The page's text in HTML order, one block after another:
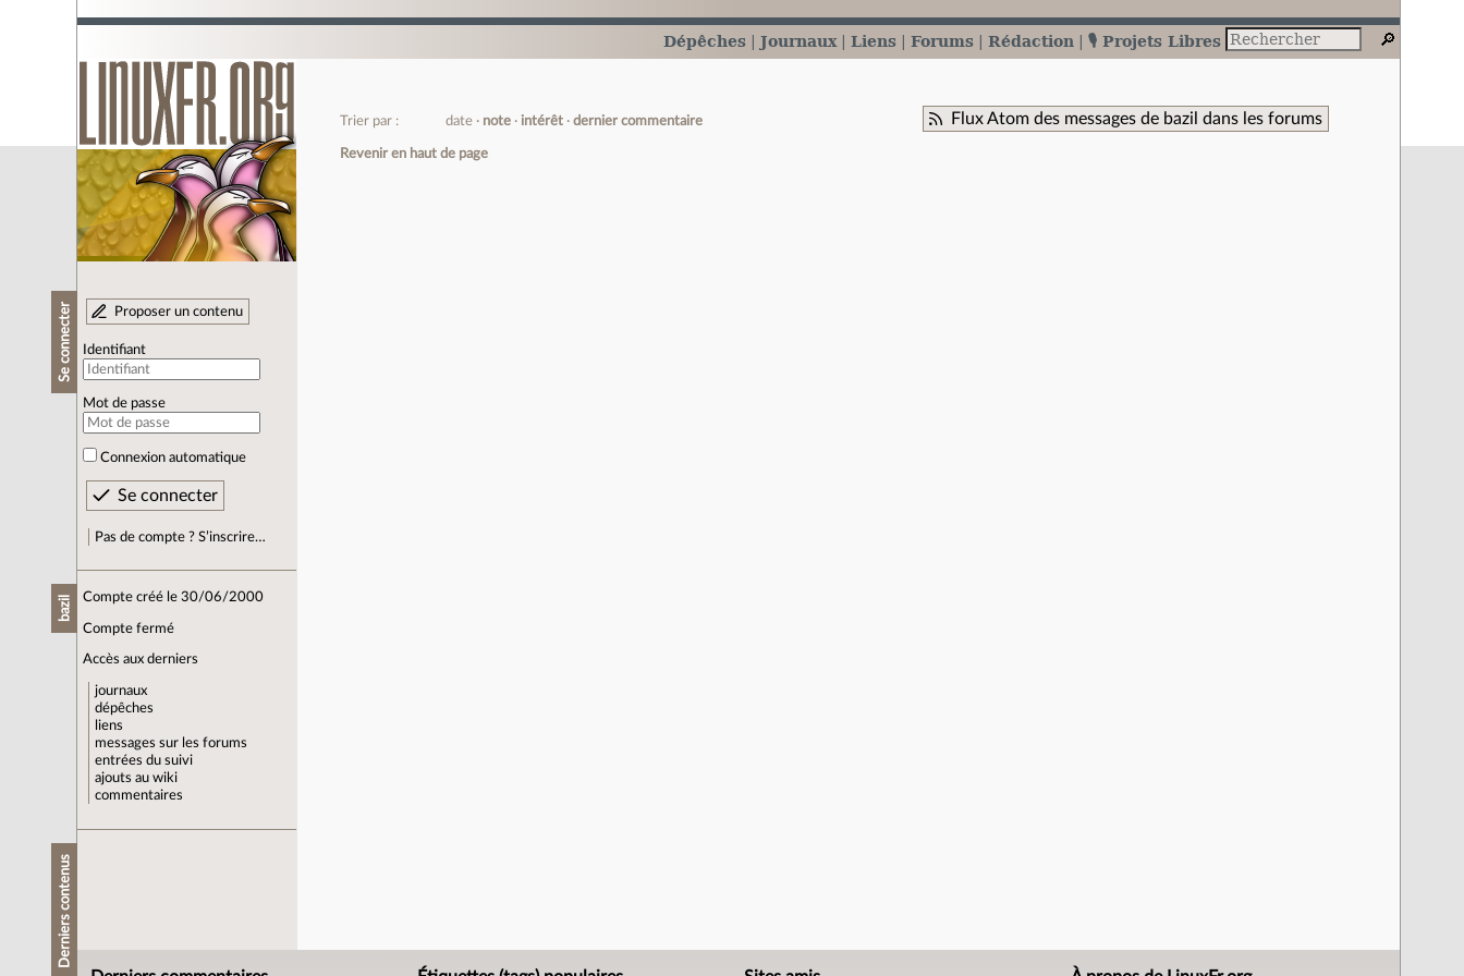
Dépêches Journaux Liens Forums Rédaction 🎙️ Projets Libres
Se connecter Proposer un contenu
Identifiant
Mot de passe
Connexion automatique
Pas de compte ? S’inscrire…
bazil Compte créé le 30/06/2000
Compte fermé
Accès aux derniers
journaux
dépêches
liens
messages sur les forums
entrées du suivi
ajouts au wiki
commentaires
Derniers contenus
Flux Atom des messages de bazil dans les forums
Trier par : date note intérêt dernier commentaire
Revenir en haut de page